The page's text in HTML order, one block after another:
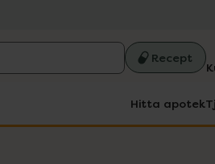
Recept
Hitta apotek